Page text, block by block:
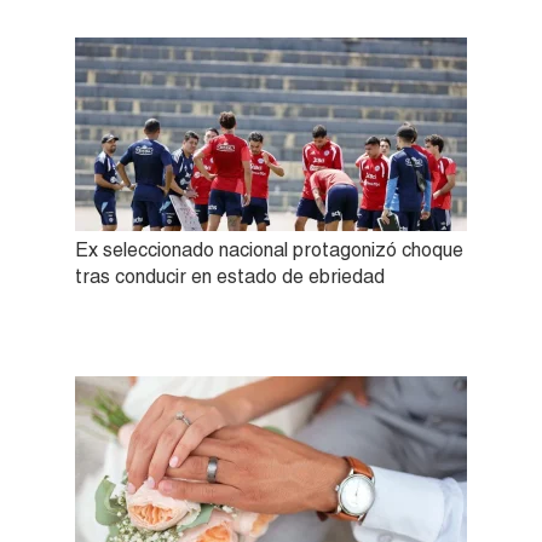
Ex seleccionado nacional protagonizó choque
tras conducir en estado de ebriedad